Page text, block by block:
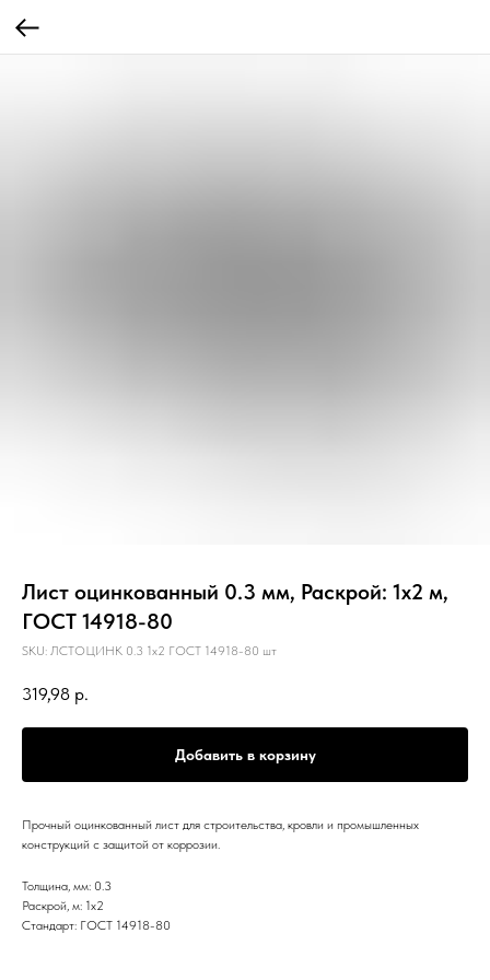
Лист оцинкованный 0.3 мм, Раскрой: 1х2 м,
ГОСТ 14918-80
SKU: ЛСТОЦИНК 0.3 1х2 ГОСТ 14918-80 шт
319,98 р.
Добавить в корзину
Прочный оцинкованный лист для строительства, кровли и промышленных
конструкций с защитой от коррозии.
Толщина, мм: 0.3
Раскрой, м: 1х2
Стандарт: ГОСТ 14918-80